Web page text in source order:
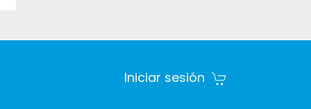
Iniciar sesión